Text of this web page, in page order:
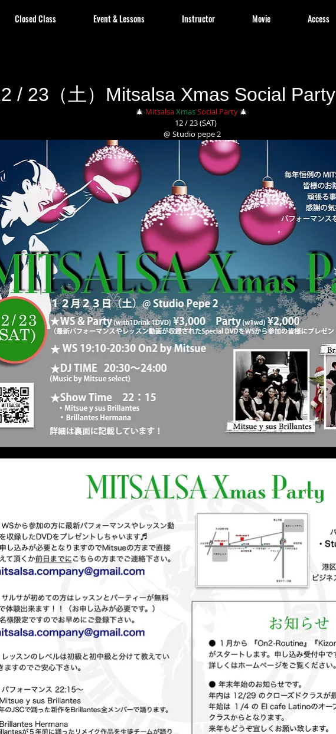
Closed Class Event & Lessons Instructor Movie Access
/ 23（土）Mitsalsa Xmas Social Party
🎄 MitsalsaXmasSocial Party 🎄
    12 / 23 (SAT)
@ Studio pepe 2